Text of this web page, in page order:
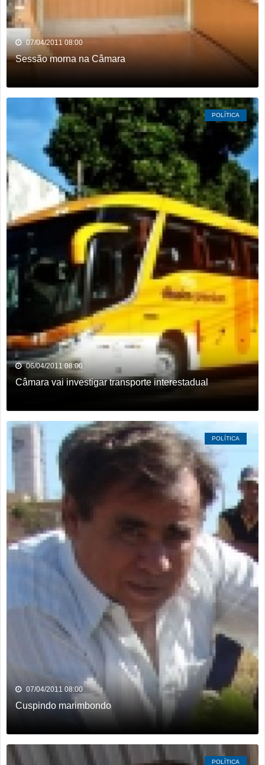
07/04/2011 08:00
Sessão morna na Câmara
POLÍTICA
06/04/2011 08:00
Câmara vai investigar transporte interestadual
POLÍTICA
07/04/2011 08:00
Cuspindo marimbondo
POLÍTICA